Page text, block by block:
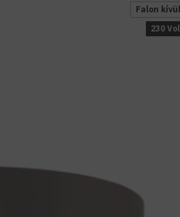
Falon
230